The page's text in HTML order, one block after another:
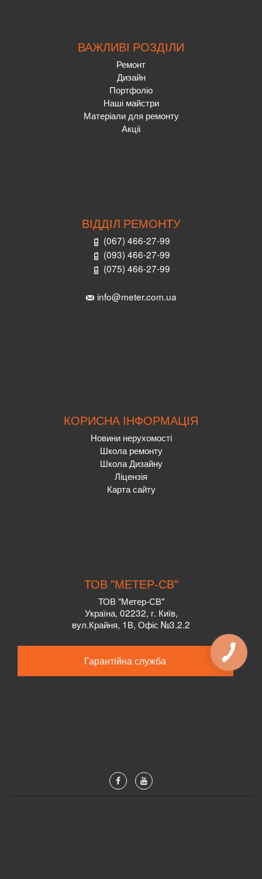
ВАЖЛИВІ РОЗДІЛИ
Ремонт
Дизайн
Портфоліо
Наші майстри
Матеріали для ремонту
Акціі
ВІДДІЛ РЕМОНТУ
(067) 466-27-99
(093) 466-27-99
(075) 466-27-99
info@meter.com.ua
КОРИСНА ІНФОРМАЦІЯ
Новини нерухомості
Школа ремонту
Школа Дизайну
Ліцензія
Карта сайту
ТОВ "МЕТЕР-СВ"
ТОВ "Метер-СВ"
Україна, 02232, г. Київ,
вул.Крайня, 1В, Офіс №3.2.2
Гарантійна служба